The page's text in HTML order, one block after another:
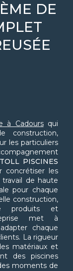
DE
à Cadoursqui
construction,
les particuliers
PISCINES
concrétiser les
de haute
pour chaque
construction,
produits et
met à
chaque
La rigueur
matériaux et
des piscines
moments de